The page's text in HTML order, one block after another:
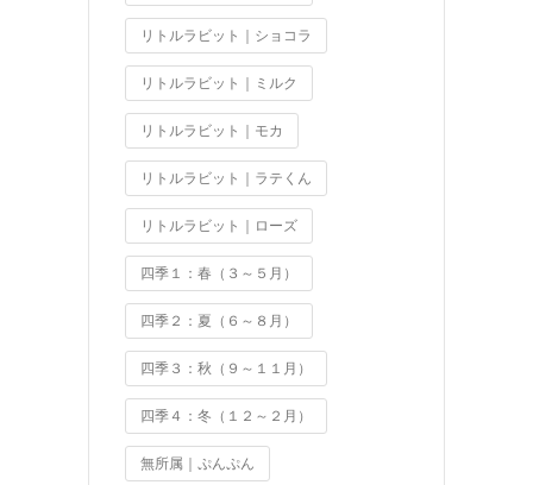
リトルラビット｜ショコラ
リトルラビット｜ミルク
リトルラビット｜モカ
リトルラビット｜ラテくん
リトルラビット｜ローズ
四季１：春（３～５月）
四季２：夏（６～８月）
四季３：秋（９～１１月）
四季４：冬（１２～２月）
無所属｜ぷんぷん